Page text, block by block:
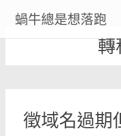
content
蝸牛總是想落跑
轉
徵域名過期